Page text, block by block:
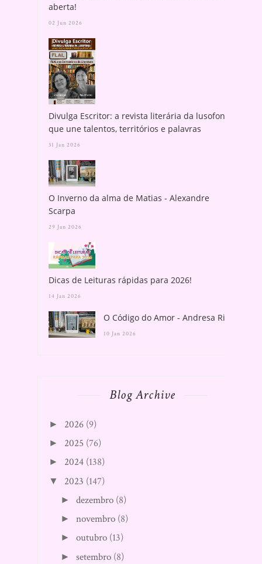
aberta!
02 Jun 2026
Divulga Escritor: a revista literária da lusofonia
que une talentos, territórios e palavras
31 Jan 2026
O Inverno da alma de Matias - Alexandre
Scarpa
29 Jan 2026
Dicas de Leituras rápidas para 2026!
14 Jan 2026
O Código do Amor - Andresa Rios
10 Jan 2026
Blog Archive
► 2026 (9)
► 2025 (76)
► 2024 (138)
▼ 2023 (147)
►dezembro (8)
►novembro (8)
►outubro (13)
►setembro (8)